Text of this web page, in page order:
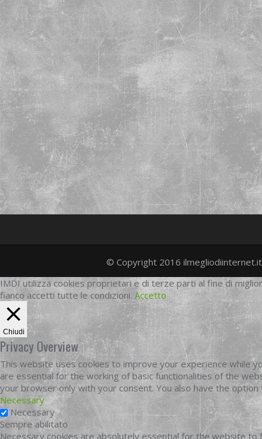
© Copyright 2016
IMDI utilizza cookies proprietari e di terze parti al fine di
fianco accetti tutte le condizioni. Accetto
Chiudi
Privacy Overview
This website uses cookies to improve your experience while
are essential for the working of basic functionalities of the
your browser only with your consent. You also have the
Necessary
Necessary
Sempre abilitato
Necessary cookies are absolutely essential for the website